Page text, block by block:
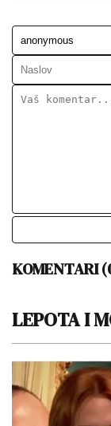
KOMENTARI
LEPOTA I